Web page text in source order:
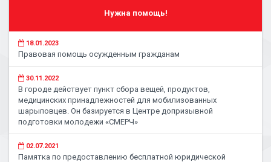
Нужна помощь!
18.01.2023
Правовая помощь осужденным гражданам
30.11.2022
В городе действует пункт сбора вещей, продуктов,
медицинских принадлежностей для мобилизованных
шарыповцев. Он базируется в Центре допризывной
подготовки молодежи «СМЕРЧ»
02.07.2021
Памятка по предоставлению бесплатной юридической